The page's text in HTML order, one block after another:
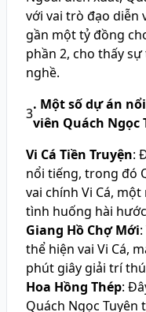
với vai trò đạo diễn
gần một tỷ đồng
phần 2, cho thấy
nghề.
3
. Một số dự án
viên Quách Ngọc
Vi Cá Tiền Truyện:
nổi tiếng, trong đó
vai chính Vi Cá,
tình huống hài
Giang Hồ Chợ Mới
thể hiện vai Vi Cá,
phút giây giải trí
Hoa Hồng Thép:
Quách Ngọc Tuyên